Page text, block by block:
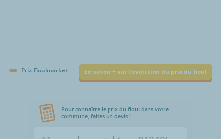
Prix Fioulmarket En savoir + sur l'évolution du prix du fioul
Pour connaître le prix du fioul dans votre
commune, faites un devis !